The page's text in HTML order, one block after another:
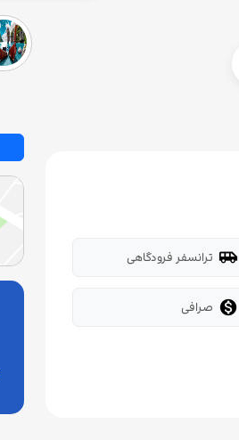
airport_shuttle ترانسفر فرودگاهی
 صرافی